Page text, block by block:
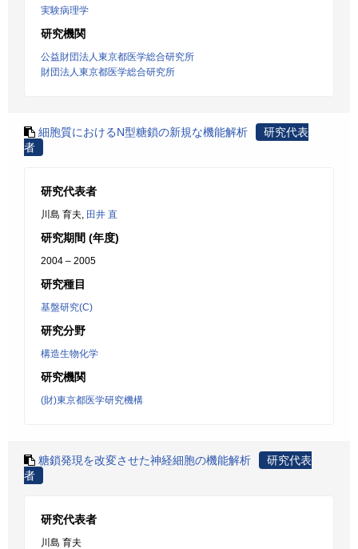
実験病理学
研究機関
公益財団法人東京都医学総合研究所
財団法人東京都医学総合研究所
細胞質におけるN型糖鎖の新規な機能解析
研究代表
者
研究代表者
川島 育夫, 田井 直
研究期間 (年度)
2004 – 2005
研究種目
基盤研究(C)
研究分野
構造生物化学
研究機関
(財)東京都医学研究機構
糖鎖発現を改変させた神経細胞の機能解析
研究代表
者
研究代表者
川島 育夫